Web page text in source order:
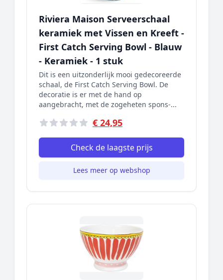
Riviera Maison Serveerschaal
keramiek met Vissen en Kreeft -
First Catch Serving Bowl - Blauw
- Keramiek - 1 stuk
Dit is een uitzonderlijk mooi gedecoreerde
schaal, de First Catch Serving Bowl. De
decoratie is er met de hand op
aangebracht, met de zogeheten spons-...
€ 24,95
Check de laagste prijs
Lees meer op webshop